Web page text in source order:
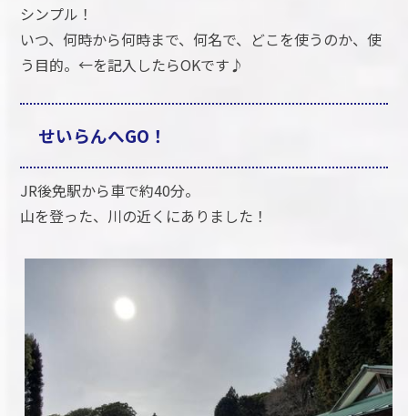
シンプル！
いつ、何時から何時まで、何名で、どこを使うのか、使
う目的。←を記入したらOKです♪
せいらんへGO！
JR後免駅から車で約40分。
山を登った、川の近くにありました！